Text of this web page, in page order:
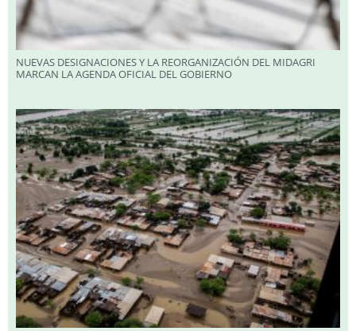
NUEVAS DESIGNACIONES Y LA REORGANIZACIÓN DEL MIDAGRI
MARCAN LA AGENDA OFICIAL DEL GOBIERNO